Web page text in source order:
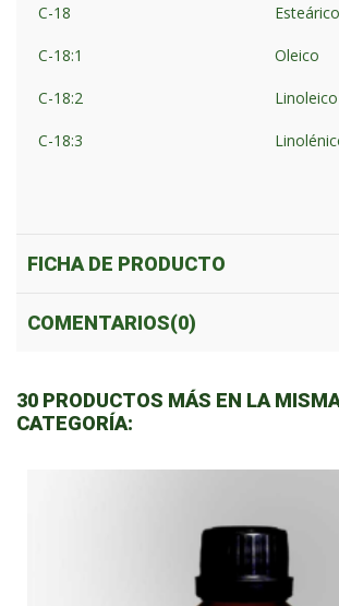
C-18 Esteárico
C-18:1 Oleico
C-18:2 Linoleico
C-18:3
FICHA DE PRODUCTO
COMENTARIOS(0)
30 PRODUCTOS MÁS EN LA
CATEGORÍA: